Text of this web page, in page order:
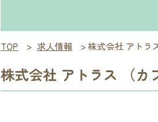
TOP > 求人情報 >株式会社 アトラ
株式会社 アトラス （